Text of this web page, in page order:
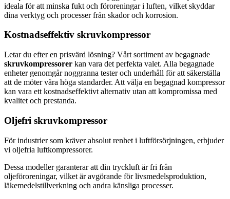
ideala för att minska fukt och föroreningar i luften, vilket skyddar
dina verktyg och processer från skador och korrosion.
Kostnadseffektiv skruvkompressor
Letar du efter en prisvärd lösning? Vårt sortiment av begagnade
skruvkompressorer kan vara det perfekta valet. Alla begagnade
enheter genomgår noggranna tester och underhåll för att säkerställa
att de möter våra höga standarder. Att välja en begagnad kompressor
kan vara ett kostnadseffektivt alternativ utan att kompromissa med
kvalitet och prestanda.
Oljefri skruvkompressor
För industrier som kräver absolut renhet i luftförsörjningen, erbjuder
vi oljefria luftkompressorer.
Dessa modeller garanterar att din tryckluft är fri från
oljeföroreningar, vilket är avgörande för livsmedelsproduktion,
läkemedelstillverkning och andra känsliga processer.